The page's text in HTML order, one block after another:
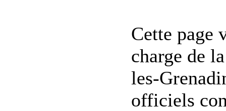
Cette page
charge de
les-
officiels